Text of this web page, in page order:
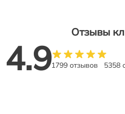
Отзывы
4.91799 отзывов 5358